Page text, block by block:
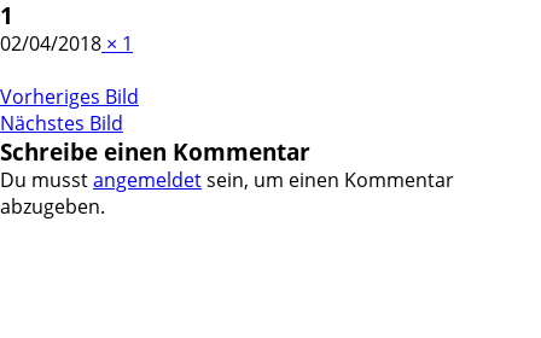
1
02/04/2018 × 1
Vorheriges Bild
Nächstes Bild
Schreibe einen Kommentar
Du musstangemeldetsein, um einen Kommentar
abzugeben.